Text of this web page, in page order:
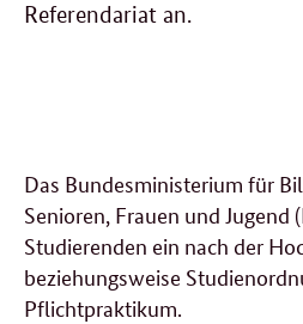
Referendariat an.
Das Bundesministerium für
Senioren, Frauen und Jugend
Studierenden ein nach der
beziehungsweise
Pflichtpraktikum.